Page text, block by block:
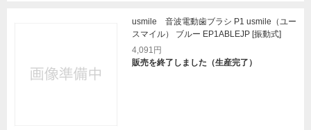
usmile 音波電動歯ブラシ P1 usmile（ユー
スマイル） ブルー EP1ABLEJP [振動式]
4,091円
販売を終了しました（生産完了）